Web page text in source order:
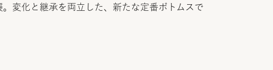
変化と継承を両立した、新たな定番ボトムスで